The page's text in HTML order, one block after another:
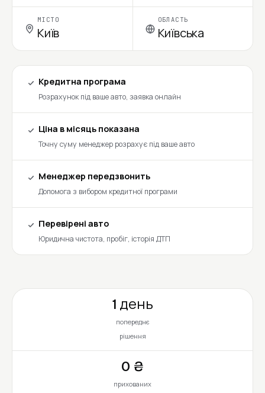
МІСТО
Київ
ОБЛАСТЬ
Київська
Кредитна програма
Розрахунок під ваше авто, заявка онлайн
Ціна в місяць показана
Точну суму менеджер розрахує під ваше авто
Менеджер передзвонить
Допомога з вибором кредитної програми
Перевірені авто
Юридична чистота, пробіг, історія ДТП
1 день
попереднє
рішення
0 ₴
прихованих